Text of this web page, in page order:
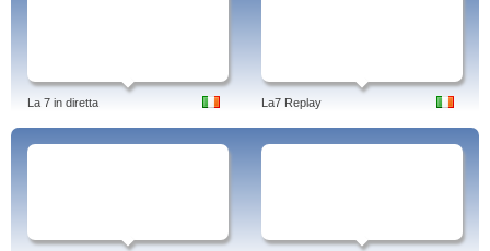
La 7 in diretta La7 Replay